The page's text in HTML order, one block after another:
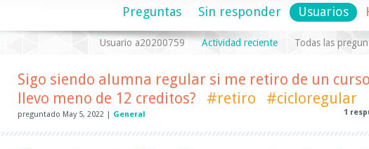
Preguntas Sin responder Usuarios
Usuario a20200759 Actividad reciente Todas las
Sigo siendo alumna regular si me retiro de un
llevo meno de 12 creditos?
#retiro #cicloregular
preguntado May 5, 2022 General 1